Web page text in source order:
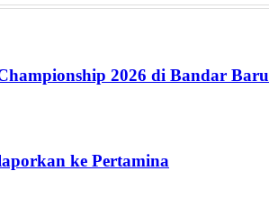
2026 di Bandar Baru
ke Pertamina